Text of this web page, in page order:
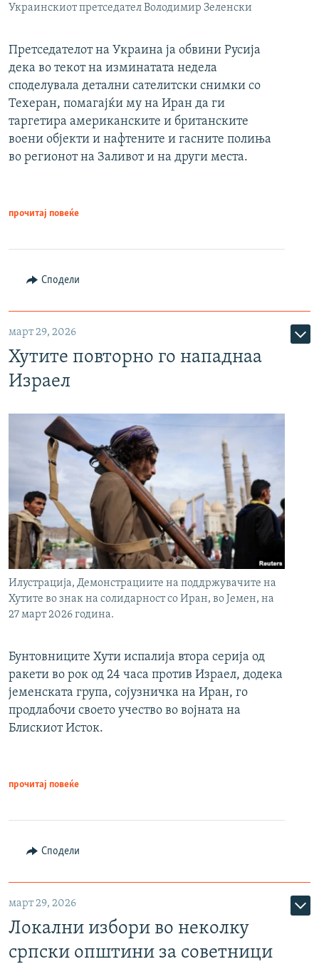
Украинскиот претседател Володимир Зеленски
Претседателот на Украина ја обвини Русија
дека во текот на изминатата недела
споделувала детални сателитски снимки со
Техеран, помагајќи му на Иран да ги
таргетира американските и британските
воени објекти и нафтените и гасните полиња
во регионот на Заливот и на други места.
прочитај повеќе
Сподели
март 29, 2026
Хутите повторно го нападнаа
Израел
Илустрација, Демонстрациите на поддржувачите на
Хутите во знак на солидарност со Иран, во Јемен, на
27 март 2026 година.
Бунтовниците Хути испалија втора серија од
ракети во рок од 24 часа против Израел, додека
јеменската група, сојузничка на Иран, го
продлабочи своето учество во војната на
Блискиот Исток.
прочитај повеќе
Сподели
март 29, 2026
Локални избори во неколку
српски општини за советници